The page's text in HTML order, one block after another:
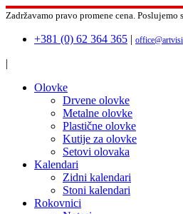
Zadržavamo pravo promene cena. Poslujemo
+381 (0) 62 364 365 |
|
Olovke
Drvene olovke
Metalne olovke
Plastične olovke
Kutije za olovke
Setovi olovaka
Kalendari
Zidni kalendari
Stoni kalendari
Rokovnici